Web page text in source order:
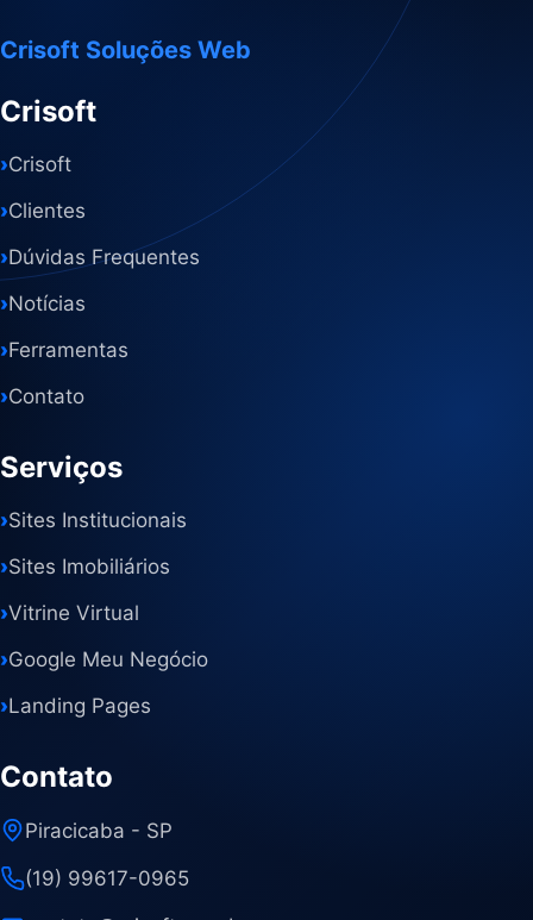
Crisoft Soluções Web
Crisoft
›Crisoft
›Clientes
›Dúvidas Frequentes
›Notícias
›Ferramentas
›Contato
Serviços
›Sites Institucionais
›Sites Imobiliários
›Vitrine Virtual
›Google Meu Negócio
›Landing Pages
Contato
Piracicaba - SP
(19) 99617-0965